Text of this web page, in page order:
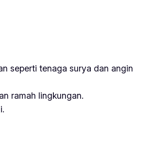
seperti tenaga surya dan angin
ramah lingkungan.